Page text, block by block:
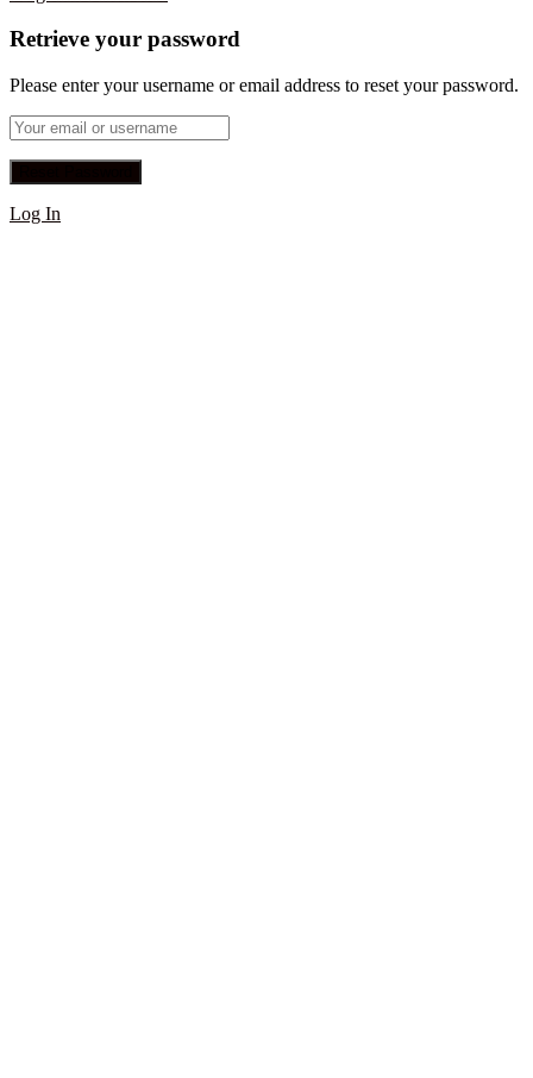
Retrieve your password
Please enter your username or email address to reset your password.
Log In